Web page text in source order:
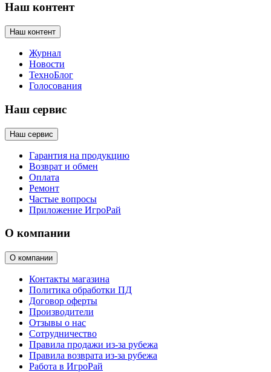
Наш контент
Наш контент
Журнал
Новости
ТехноБлог
Голосования
Наш сервис
Наш сервис
Гарантия на продукцию
Возврат и обмен
Оплата
Ремонт
Частые вопросы
Приложение ИгроРай
О компании
О компании
Контакты магазина
Политика обработки ПД
Договор оферты
Производители
Отзывы о нас
Сотрудничество
Правила продажи из-за рубежа
Правила возврата из-за рубежа
Работа в ИгроРай